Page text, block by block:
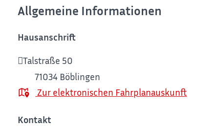
Allgemeine Informationen
Hausanschrift
Talstraße 50
71034 Böblingen
Zur elektronischen Fahrplanauskunft
Kontakt